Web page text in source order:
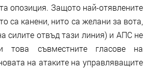
опозиция. Защото най-отявлените
са канени, нито са желани за вота,
силите отвъд тази линия) и АПС не
това съвместните гласове на
на атаките на управляващите